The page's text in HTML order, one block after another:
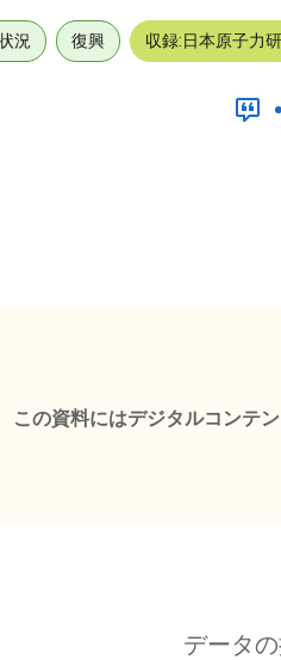
況 復興 収録:日本原子力
この資料にはデジタルコンテン
データ